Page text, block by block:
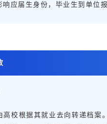
响应届生身份，毕业生到单位
高校根据其就业去向转递档